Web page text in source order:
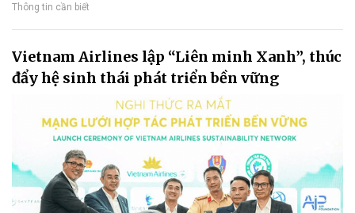
Thông tin cần biết
Vietnam Airlines lập “Liên minh Xanh”, thúc
đẩy hệ sinh thái phát triển bền vững